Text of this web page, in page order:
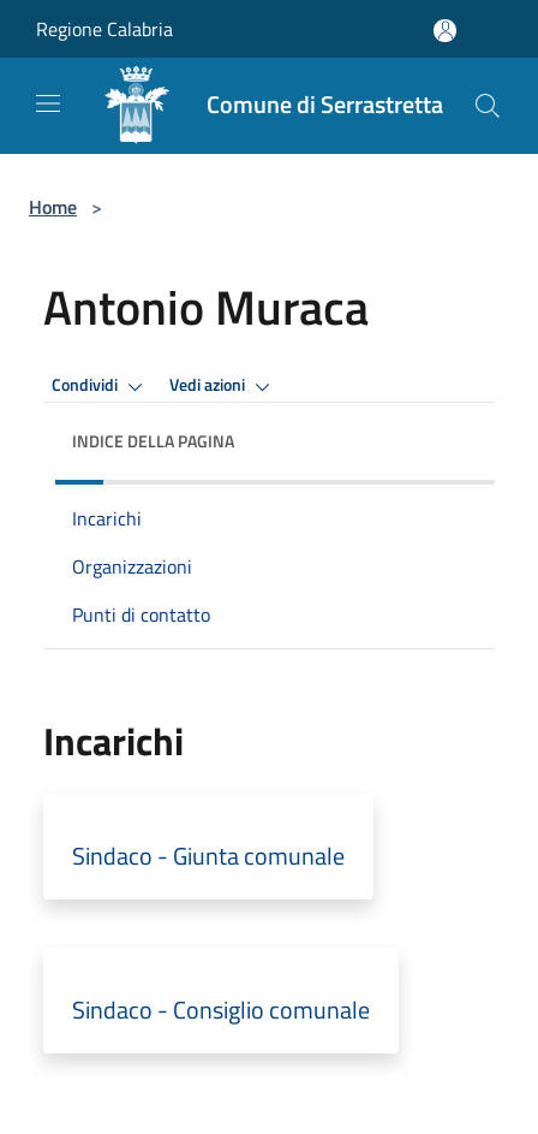
Regione Calabria
Comune di Serrastretta
Home >
Antonio Muraca
Condividi Vedi azioni
INDICE DELLA PAGINA
Incarichi
Organizzazioni
Punti di contatto
Incarichi
Sindaco - Giunta comunale
Sindaco - Consiglio comunale